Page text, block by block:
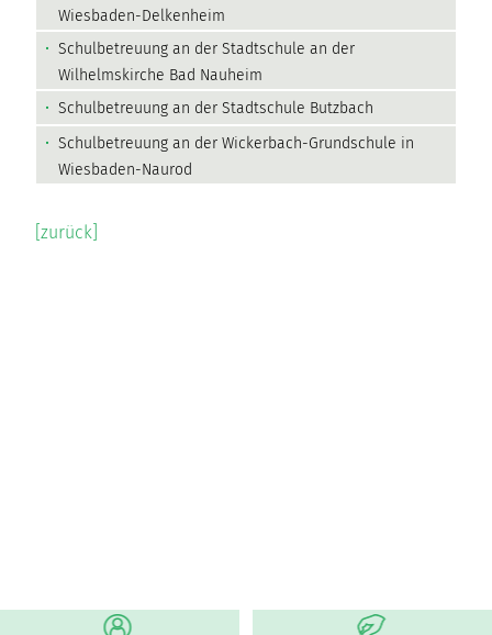
Wiesbaden-Delkenheim
Schulbetreuung an der Stadtschule an der
Wilhelmskirche Bad Nauheim
Schulbetreuung an der Stadtschule Butzbach
Schulbetreuung an der Wickerbach-Grundschule in
Wiesbaden-Naurod
[zurück]